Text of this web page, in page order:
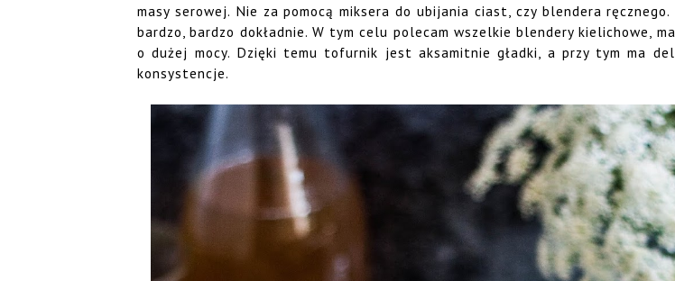
masy serowej. Nie za pomocą miksera do ubijania ciast, czy blendera
bardzo, bardzo dokładnie. W tym celu polecam wszelkie blendery kielichowe,
o dużej mocy. Dzięki temu tofurnik jest aksamitnie gładki, a przy tym ma
konsystencje.